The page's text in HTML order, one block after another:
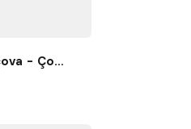
Kidzone Balçova - Çocuk Gelişim ve Aktivite Merkezi